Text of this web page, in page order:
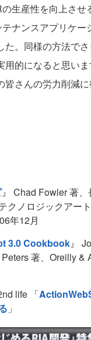
生産性を向上させ
ナンスアプリケー
た。同様の方法で
用的になると思い
皆さんの労力削減
』 Chad Fowler 著
クノロジックアー
年12月
3.0 Cookbook』
著、Oreilly &
life 「
」